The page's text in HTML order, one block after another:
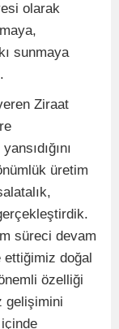
olarak
sunmaya
Ziraat
üretim
süreci devam
doğal
özelliği
gelişimini